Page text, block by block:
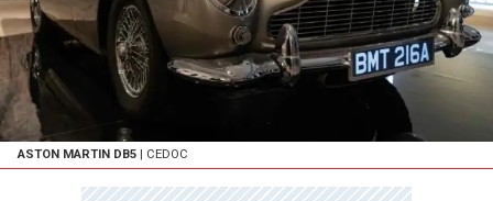
ASTON MARTIN DB5 | CEDOC